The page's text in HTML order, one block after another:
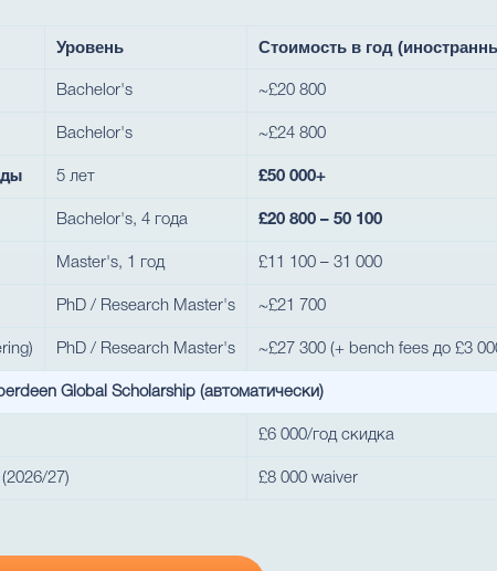
Уровень Стоимость в год
Bachelor's ~£20 800
Bachelor's ~£24 800
5 лет £50 000+
Bachelor's, 4 года £20 800 – 50 100
Master's, 1 год £11 100 – 31 000
PhD / Research Master's ~£21 700
PhD / Research Master's ~£27 300 (+ bench fees до £3
Global Scholarship (автоматически)
£6 000/год скидка
27) £8 000 waiver